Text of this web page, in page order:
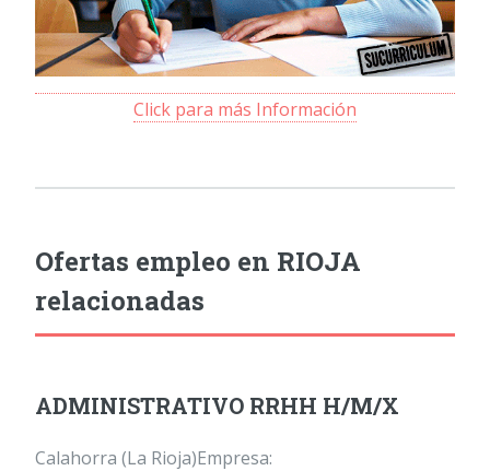
Click para más Información
Ofertas empleo en RIOJA
relacionadas
ADMINISTRATIVO RRHH H/M/X
Calahorra (La Rioja)Empresa: